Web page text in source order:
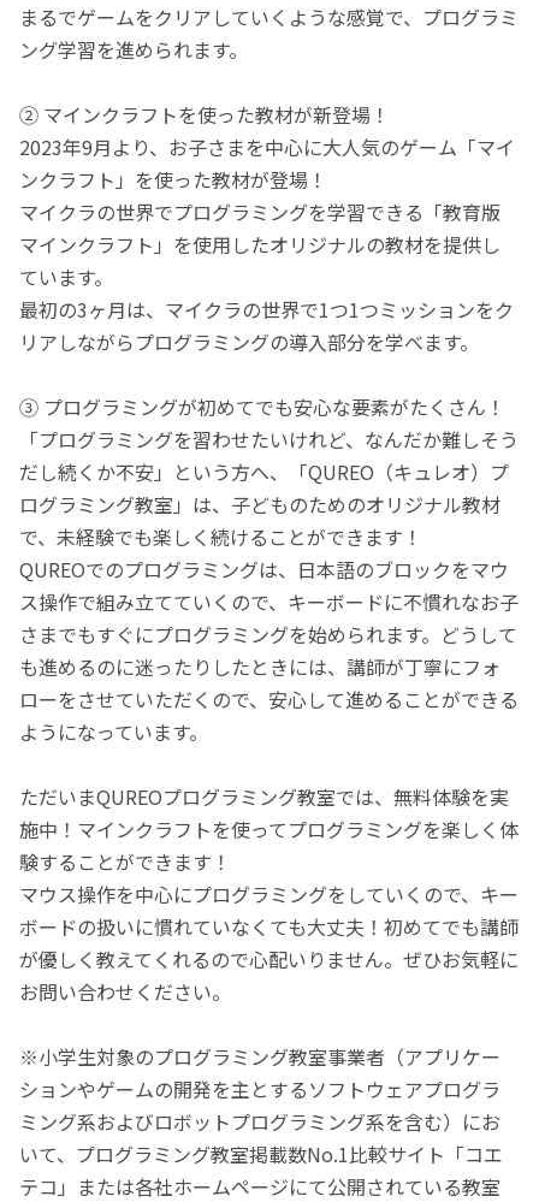
まるでゲームをクリアしていくような感覚で、プログラミ
ング学習を進められます。
② マインクラフトを使った教材が新登場！
2023年9月より、お子さまを中心に大人気のゲーム「マイ
ンクラフト」を使った教材が登場！
マイクラの世界でプログラミングを学習できる「教育版
マインクラフト」を使用したオリジナルの教材を提供し
ています。
最初の3ヶ月は、マイクラの世界で1つ1つミッションをク
リアしながらプログラミングの導入部分を学べます。
③ プログラミングが初めてでも安心な要素がたくさん！
「プログラミングを習わせたいけれど、なんだか難しそう
だし続くか不安」という方へ、「QUREO（キュレオ）プ
ログラミング教室」は、子どものためのオリジナル教材
で、未経験でも楽しく続けることができます！
QUREOでのプログラミングは、日本語のブロックをマウ
ス操作で組み立てていくので、キーボードに不慣れなお子
さまでもすぐにプログラミングを始められます。どうして
も進めるのに迷ったりしたときには、講師が丁寧にフォ
ローをさせていただくので、安心して進めることができる
ようになっています。
ただいまQUREOプログラミング教室では、無料体験を実
施中！マインクラフトを使ってプログラミングを楽しく体
験することができます！
マウス操作を中心にプログラミングをしていくので、キー
ボードの扱いに慣れていなくても大丈夫！初めてでも講師
が優しく教えてくれるので心配いりません。ぜひお気軽に
お問い合わせください。
※小学生対象のプログラミング教室事業者（アプリケー
ションやゲームの開発を主とするソフトウェアプログラ
ミング系およびロボットプログラミング系を含む）にお
いて、プログラミング教室掲載数No.1比較サイト「コエ
テコ」または各社ホームページにて公開されている教室